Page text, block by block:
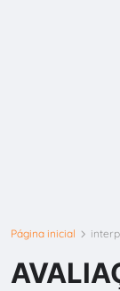
Página inicial